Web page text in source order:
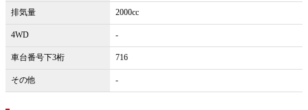
排気量 2000cc
4WD -
車台番号下3桁 716
その他 -